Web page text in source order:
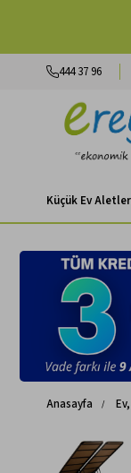
444 37 96
Küçük Ev
Anasayfa